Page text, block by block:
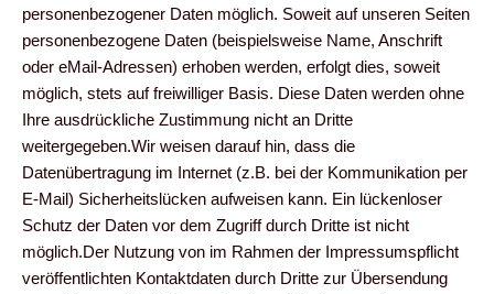
personenbezogener Daten möglich. Soweit auf unseren Seiten
personenbezogene Daten (beispielsweise Name, Anschrift
oder eMail-Adressen) erhoben werden, erfolgt dies, soweit
möglich, stets auf freiwilliger Basis. Diese Daten werden ohne
Ihre ausdrückliche Zustimmung nicht an Dritte
weitergegeben.Wir weisen darauf hin, dass die
Datenübertragung im Internet (z.B. bei der Kommunikation per
E-Mail) Sicherheitslücken aufweisen kann. Ein lückenloser
Schutz der Daten vor dem Zugriff durch Dritte ist nicht
möglich.Der Nutzung von im Rahmen der Impressumspflicht
veröffentlichten Kontaktdaten durch Dritte zur Übersendung